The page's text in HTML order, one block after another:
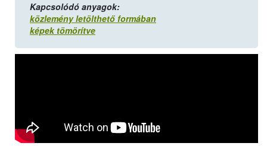
Kapcsolódó anyagok:
közlemény letölthető formában
képek tömörítve